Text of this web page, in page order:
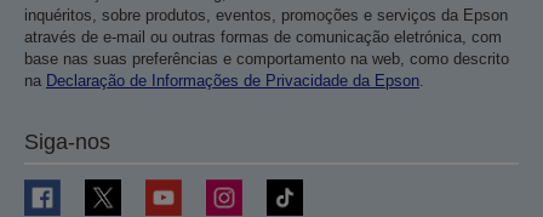
inquéritos, sobre produtos, eventos, promoções e serviços da Epson
através de e-mail ou outras formas de comunicação eletrónica, com
base nas suas preferências e comportamento na web, como descrito
na Declaração de Informações de Privacidade da Epson
Siga-nos